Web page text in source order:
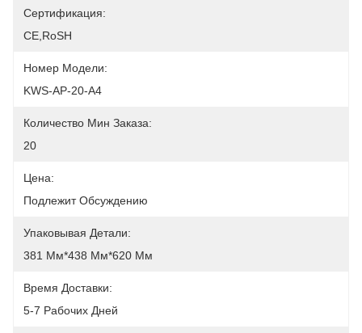
Сертификация:
CE,RoSH
Номер Модели:
KWS-AP-20-A4
Количество Мин Заказа:
20
Цена:
Подлежит Обсуждению
Упаковывая Детали:
381 Мм*438 Мм*620 Мм
Время Доставки:
5-7 Рабочих Дней